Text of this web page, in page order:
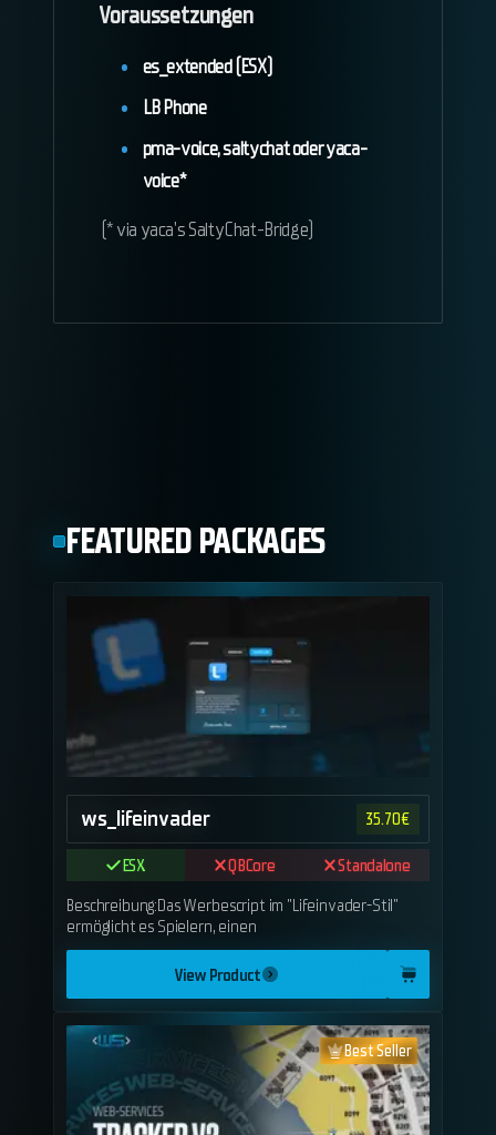
Voraussetzungen
es_extended (ESX)
LB Phone
pma-voice, saltychat oder yaca-
voice*
(* via yaca's SaltyChat-Bridge)
FEATURED PACKAGES
ws_lifeinvader 35.70€
ESX QBCore
Standalone
Beschreibung:Das Werbescript im "Lifeinvader-Stil"
ermöglicht es Spielern, einen
View Product
Best Seller